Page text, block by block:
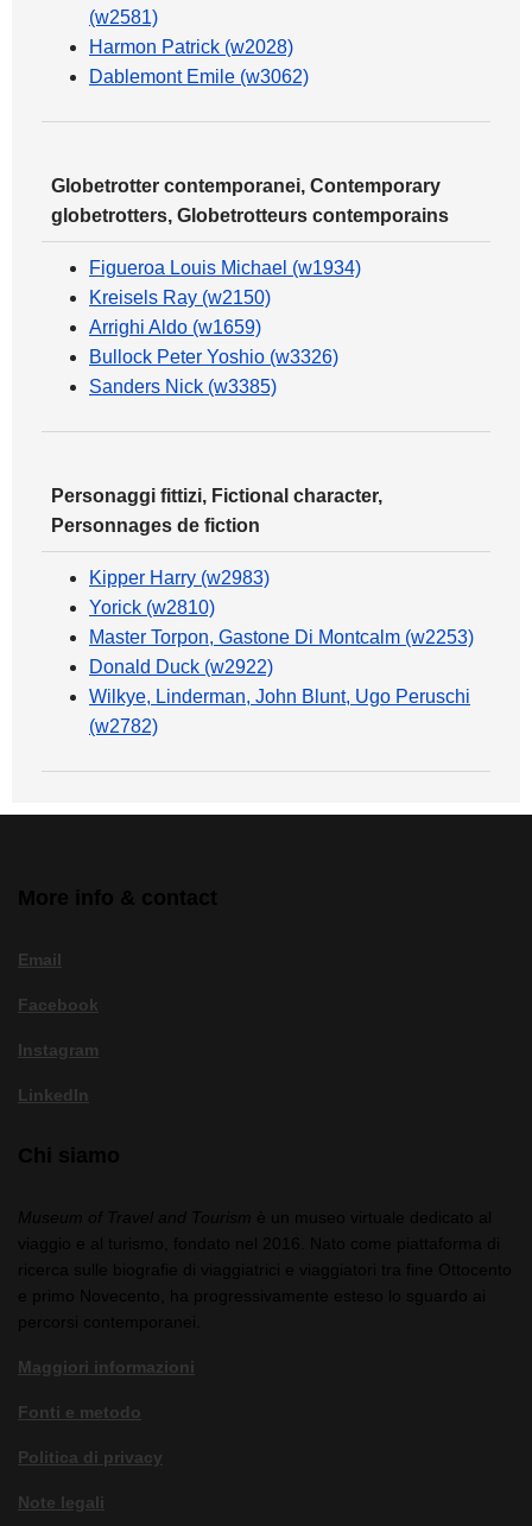
(w2581)
Harmon Patrick (w2028)
Dablemont Emile (w3062)
Globetrotter contemporanei, Contemporary
globetrotters, Globetrotteurs contemporains
Figueroa Louis Michael (w1934)
Kreisels Ray (w2150)
Arrighi Aldo (w1659)
Bullock Peter Yoshio (w3326)
Sanders Nick (w3385)
Personaggi fittizi, Fictional character,
Personnages de fiction
Kipper Harry (w2983)
Yorick (w2810)
Master Torpon, Gastone Di Montcalm (w2253)
Donald Duck (w2922)
Wilkye, Linderman, John Blunt, Ugo Peruschi
(w2782)
Email
Facebook
Instagram
LinkedIn
Maggiori informazioni
Fonti e metodo
Politica di privacy
Note legali